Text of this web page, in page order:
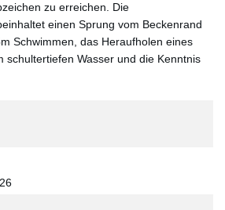
zu erreichen. Die
einen Sprung vom Beckenrand
Schwimmen, das Heraufholen eines
schultertiefen Wasser und die Kenntnis